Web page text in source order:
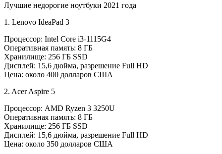
Лучшие недорогие ноутбуки 2021 года
1. Lenovo IdeaPad 3
Процессор: Intel Core i3-1115G4
Оперативная память: 8 ГБ
Хранилище: 256 ГБ SSD
Дисплей: 15,6 дюйма, разрешение Full HD
Цена: около 400 долларов США
2. Acer Aspire 5
Процессор: AMD Ryzen 3 3250U
Оперативная память: 8 ГБ
Хранилище: 256 ГБ SSD
Дисплей: 15,6 дюйма, разрешение Full HD
Цена: около 350 долларов США